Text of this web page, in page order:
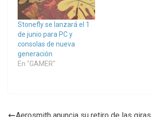
Stonefly se lanzará el 1
de junio para PC y
consolas de nueva
generación
En "GAMER"